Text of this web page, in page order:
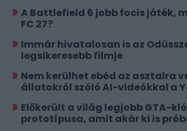
A Battlefield 6 jobb focis játék,
FC 27?
Immár hivatalosan is az
legsikeresebb filmje
Nem kerülhet ebéd az asztalra
állatokról szóló AI-videókkal a
Előkerült a világ legjobb GTA-
prototípusa, amit akár ki is